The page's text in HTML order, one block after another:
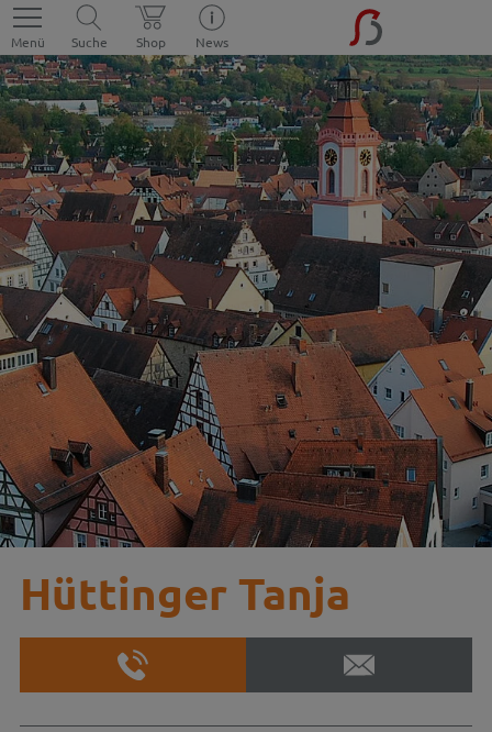
Menü Suche Shop News
Hüttinger Tanja